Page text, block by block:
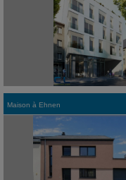
Maison à Ehnen